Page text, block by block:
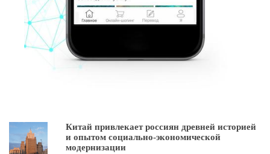
Китай привлекает россиян древней историей
и опытом социально-экономической
модернизации